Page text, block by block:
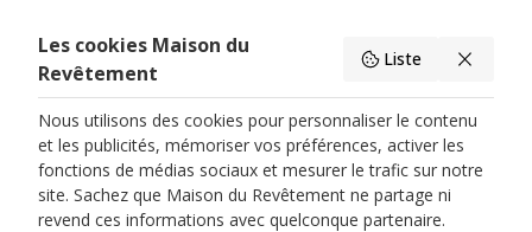
Caractéristiques du produit
PARIS 17
Les cookies Maison du
Revêtement
Liste
Nous utilisons des cookies pour personnaliser le contenu
et les publicités, mémoriser vos préférences, activer les
fonctions de médias sociaux et mesurer le trafic sur notre
site. Sachez que Maison du Revêtement ne partage ni
revend ces informations avec quelconque partenaire.